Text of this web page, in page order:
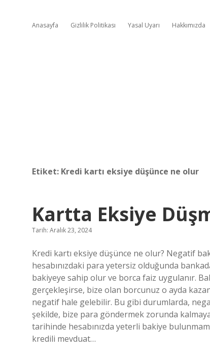
Anasayfa Gizlilik Politikası Yasal Uyarı Hakkımızda
Etiket: Kredi kartı eksiye düşünce ne olur
Kartta Eksiye
Tarih: Aralık 23, 2024
Kredi kartı eksiye düşünce ne olur? Negatif
hesabınızdaki para yetersiz olduğunda
bakiyeye sahip olur ve borca ​​faiz uygulanır.
gerçekleşirse, bize olan borcunuz o ayda
negatif hale gelebilir. Bu gibi durumlarda,
şekilde, bize para göndermek zorunda
tarihinde hesabınızda yeterli bakiye
kredili mevduat…